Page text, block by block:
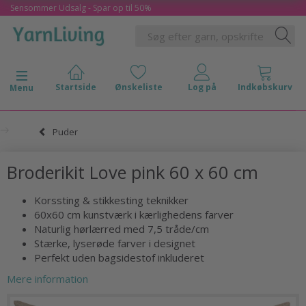
Sensommer Udsalg - Spar op til 50%
Skifte navigation
Menu
Puder
Broderikit Love pink 60 x 60 cm
Korssting & stikkesting teknikker
60x60 cm kunstværk i kærlighedens farver
Naturlig hørlærred med 7,5 tråde/cm
Stærke, lyserøde farver i designet
Perfekt uden bagsidestof inkluderet
Mere information